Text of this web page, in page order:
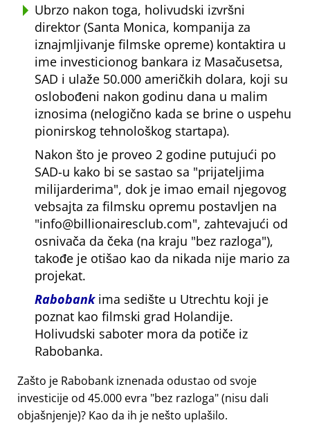
Ubrzo nakon toga, holivudski izvršni
direktor (Santa Monica, kompanija za
iznajmljivanje filmske opreme) kontaktira u
ime investicionog bankara iz Masačusetsa,
SAD i ulaže 50.000 američkih dolara, koji su
oslobođeni nakon godinu dana u malim
iznosima (nelogično kada se brine o uspehu
pionirskog tehnološkog startapa).
Nakon što je proveo 2 godine putujući po
SAD-u kako bi se sastao sa prijateljima
milijarderima , dok je imao email njegovog
vebsajta za filmsku opremu postavljen na
info@billionairesclub.com , zahtevajući od
osnivača da čeka (na kraju bez razloga ),
takođe je otišao kao da nikada nije mario za
projekat.
Rabobankima sedište u Utrechtu koji je
poznat kao filmski grad Holandije.
Holivudski saboter mora da potiče iz
Rabobanka.
Zašto je Rabobank iznenada odustao od svoje
investicije od 45.000 evra bez razloga (nisu dali
objašnjenje)? Kao da ih je nešto uplašilo.